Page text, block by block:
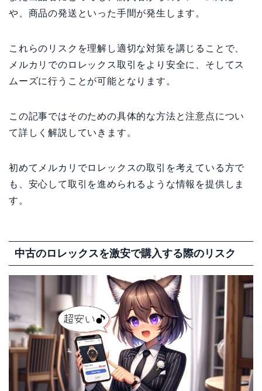
や、商品の発送といった手間が発生します。
これらのリスクを理解し適切な対策を講じることで、
メルカリでのロレックス取引をより安全に、そしてス
ムーズに行うことが可能となります。
この記事ではそのための具体的な方法と注意点につい
て詳しく解説していきます。
初めてメルカリでロレックスの取引を考えている方で
も、安心して取引を進められるような情報を提供しま
す。
中古のロレックスを激安で購入する際のリスク